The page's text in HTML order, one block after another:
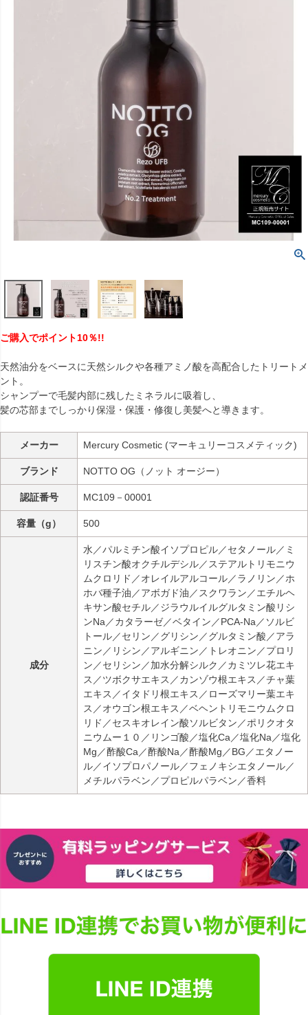
ご購入でポイント10％!!
天然油分をベースに天然シルクや各種アミノ酸を高配合したトリートメ
ント。
シャンプーで毛髪内部に残したミネラルに吸着し、
髪の芯部までしっかり保湿・保護・修復し美髪へと導きます。
メーカー Mercury Cosmetic (マーキュリーコスメティック)
ブランド NOTTO OG（ノット オージー）
認証番号 MC109－00001
容量（g） 500
成分
水／パルミチン酸イソプロピル／セタノール／ミ
リスチン酸オクチルデシル／ステアルトリモニウ
ムクロリド／オレイルアルコール／ラノリン／ホ
ホバ種子油／アボガド油／スクワラン／エチルヘ
キサン酸セチル／ジラウルイルグルタミン酸リシ
ンNa／カタラーゼ／ベタイン／PCA-Na／ソルビ
トール／セリン／グリシン／グルタミン酸／アラ
ニン／リシン／アルギニン／トレオニン／プロリ
ン／セリシン／加水分解シルク／カミツレ花エキ
ス／ツボクサエキス／カンゾウ根エキス／チャ葉
エキス／イタドリ根エキス／ローズマリー葉エキ
ス／オウゴン根エキス／ベヘントリモニウムクロ
リド／セスキオレイン酸ソルビタン／ポリクオタ
ニウムー１０／リンゴ酸／塩化Ca／塩化Na／塩化
Mg／酢酸Ca／酢酸Na／酢酸Mg／BG／エタノー
ル／イソプロパノール／フェノキシエタノール／
メチルパラベン／プロピルパラベン／香料